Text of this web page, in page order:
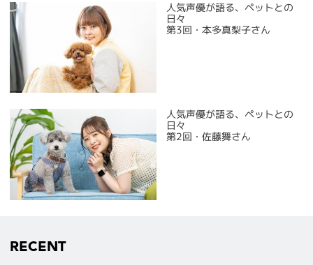
人気声優が語る、ペットとの
日々
第3回・本多真梨子さん
人気声優が語る、ペットとの
日々
第2回・佐藤舞さん
RECENT